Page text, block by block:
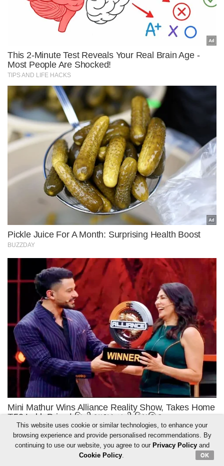
This website uses cookie or similar technologies, to enhance your
browsing experience and provide personalised recommendations. By
continuing to use our website, you agree to our Privacy Policyand
Cookie Policy. OK